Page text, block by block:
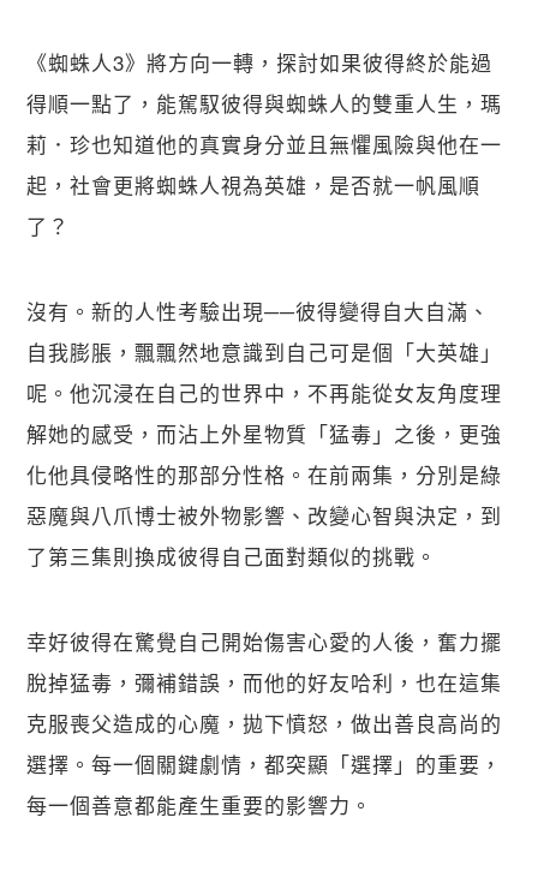
《蜘蛛人3》將方向一轉，探討如果彼得終於能過
得順一點了，能駕馭彼得與蜘蛛人的雙重人生，瑪
莉．珍也知道他的真實身分並且無懼風險與他在一
起，社會更將蜘蛛人視為英雄，是否就一帆風順
了？
沒有。新的人性考驗出現──彼得變得自大自滿、
自我膨脹，飄飄然地意識到自己可是個「大英雄」
呢。他沉浸在自己的世界中，不再能從女友角度理
解她的感受，而沾上外星物質「猛毒」之後，更強
化他具侵略性的那部分性格。在前兩集，分別是綠
惡魔與八爪博士被外物影響、改變心智與決定，到
了第三集則換成彼得自己面對類似的挑戰。
幸好彼得在驚覺自己開始傷害心愛的人後，奮力擺
脫掉猛毒，彌補錯誤，而他的好友哈利，也在這集
克服喪父造成的心魔，拋下憤怒，做出善良高尚的
選擇。每一個關鍵劇情，都突顯「選擇」的重要，
每一個善意都能產生重要的影響力。